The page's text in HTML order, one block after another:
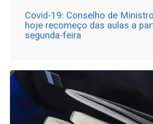
Covid-19: Conselho de
hoje recomeço das aulas a
segunda-feira